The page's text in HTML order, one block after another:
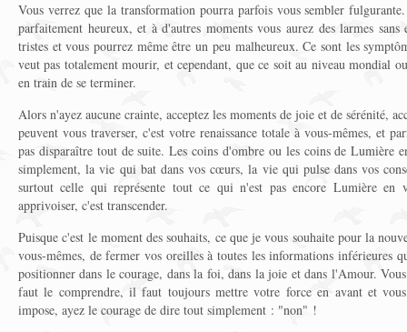
Vous verrez que la transformation pourra parfois vous sembler
parfaitement heureux, et à d'autres moments vous aurez des larmes
tristes et vous pourrez même être un peu malheureux. Ce sont les
veut pas totalement mourir, et cependant, que ce soit au niveau mondial
en train de se terminer.
Alors n'ayez aucune crainte, acceptez les moments de joie et de sérénité,
peuvent vous traverser, c'est votre renaissance totale à vous-mêmes, et
pas disparaître tout de suite. Les coins d'ombre ou les coins de Lumière
simplement, la vie qui bat dans vos cœurs, la vie qui pulse dans vos
surtout celle qui représente tout ce qui n'est pas encore Lumière en
apprivoiser, c'est transcender.
Puisque c'est le moment des souhaits, ce que je vous souhaite pour la
vous-mêmes, de fermer vos oreilles à toutes les informations inférieures
positionner dans le courage, dans la foi, dans la joie et dans l'Amour.
faut le comprendre, il faut toujours mettre votre force en avant et
impose, ayez le courage de dire tout simplement : "non" !